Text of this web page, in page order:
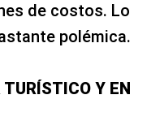
de costos. Lo
polémica.
Y EN